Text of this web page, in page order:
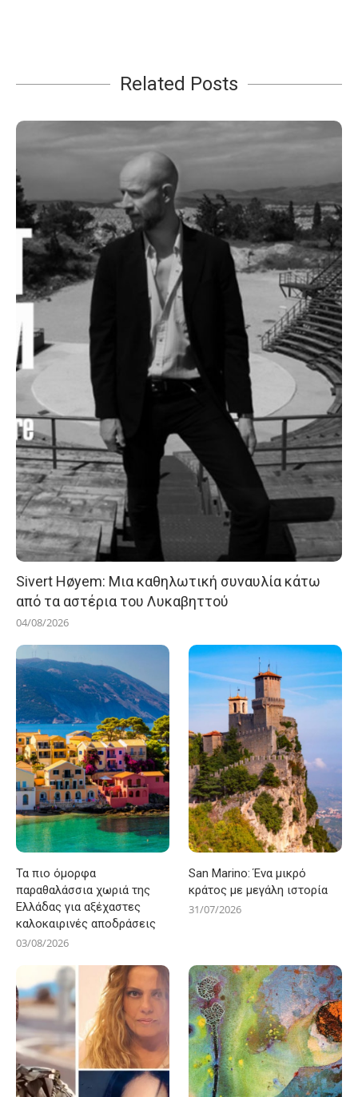
Related Posts
Sivert Høyem: Μια καθηλωτική συναυλία κάτω
από τα αστέρια του Λυκαβηττού
04/08/2026
Τα πιο όμορφα
παραθαλάσσια χωριά της
Ελλάδας για αξέχαστες
καλοκαιρινές αποδράσεις
03/08/2026
San Marino: Ένα μικρό
κράτος με μεγάλη ιστορία
31/07/2026